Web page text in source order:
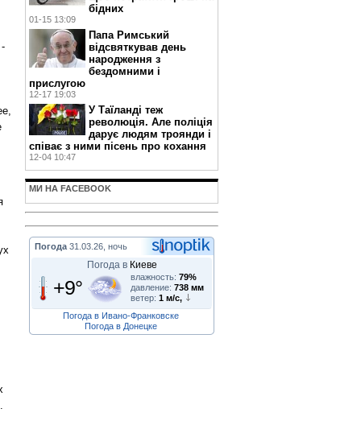
бідних
01-15 13:09
Папа Римський
відсвяткував день
народження з
бездомними і
прислугою
12-17 19:03
У Таїланді теж
революція. Але поліція
дарує людям троянди і
співає з ними пісень про кохання
12-04 10:47
МИ НА FACEBOOK
Погода 31.03.26, ночь
Погода в Киеве
+9° влажность: 79%
давление: 738 мм
ветер: 1 м/с,
Погода в Ивано-Франковске
Погода в Донецке